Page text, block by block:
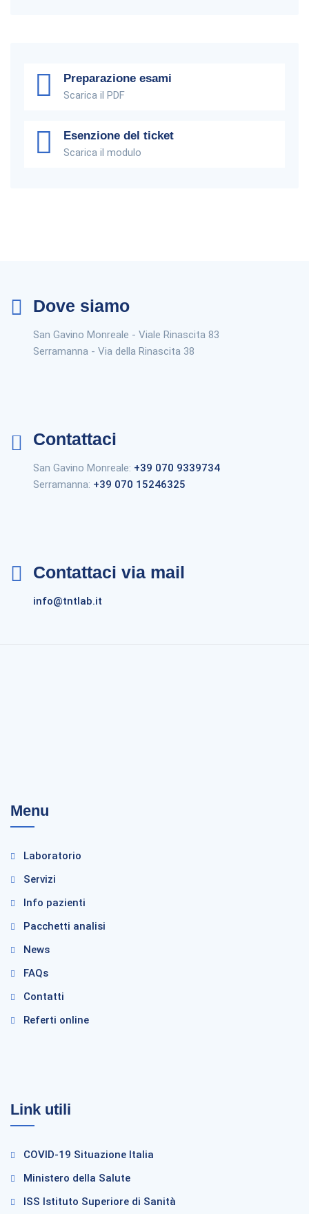
Preparazione esami
Scarica il PDF
Esenzione del ticket
Scarica il modulo
Dove siamo
San Gavino Monreale - Viale Rinascita 83
Serramanna - Via della Rinascita 38
Contattaci
San Gavino Monreale: +39 070 9339734
Serramanna: +39 070 15246325
Contattaci via mail
info@tntlab.it
Menu
Laboratorio
Servizi
Info pazienti
Pacchetti analisi
News
FAQs
Contatti
Referti online
Link utili
COVID-19 Situazione Italia
Ministero della Salute
ISS Istituto Superiore di Sanità